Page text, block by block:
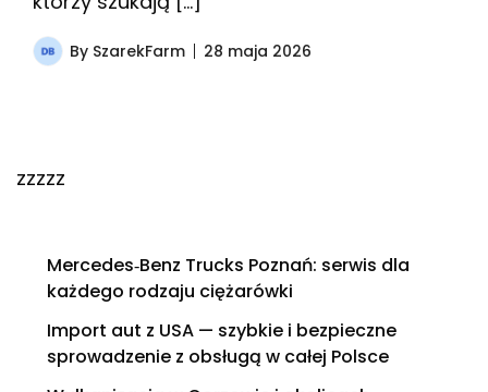
By SzarekFarm 28 maja 2026
zzzzz
Mercedes‑Benz Trucks Poznań: serwis dla
każdego rodzaju ciężarówki
Import aut z USA — szybkie i bezpieczne
sprowadzenie z obsługą w całej Polsce